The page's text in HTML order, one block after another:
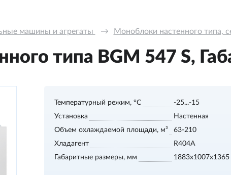
машины и агрегаты → Моноблоки настенного типа,
типа BGМ 547 S,
Температурный режим, °С
-25...-15
Установка
Настенная
Объем охлаждаемой площади, м³
63-210
Хладагент
R404A
Габаритные размеры, мм
1883х1007х1365